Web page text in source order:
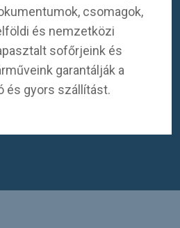
csomagok,
és nemzetközi
sofőrjeink és
garantálják a
és gyors szállítást.